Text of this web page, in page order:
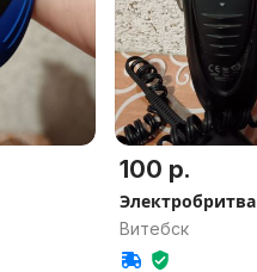
100 р.
Электробритва
Витебск